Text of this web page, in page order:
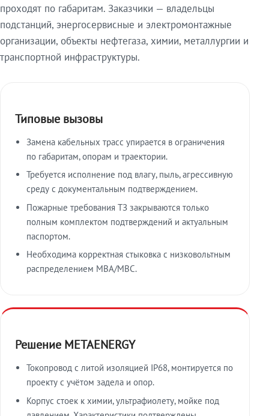
проходят по габаритам. Заказчики — владельцы
подстанций, энергосервисные и электромонтажные
организации, объекты нефтегаза, химии, металлургии и
транспортной инфраструктуры.
Типовые вызовы
Замена кабельных трасс упирается в ограничения
по габаритам, опорам и траектории.
Требуется исполнение под влагу, пыль, агрессивную
среду с документальным подтверждением.
Пожарные требования ТЗ закрываются только
полным комплектом подтверждений и актуальным
паспортом.
Необходима корректная стыковка с низковольтным
распределением МВА/МВС.
Решение METAENERGY
Токопровод с литой изоляцией IP68, монтируется по
проекту с учётом задела и опор.
Корпус стоек к химии, ультрафиолету, мойке под